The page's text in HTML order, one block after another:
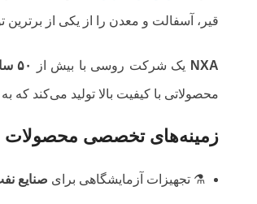
قیر، آسفالت و معدن را از یکی از برترین
NXA یک شرکت روسی با بیش از ۵۰ سال سابقه در تولید تجهیزات پیشرفته آزمایشگاهی
محصولاتی با کیفیت بالا تولید می‌کند که
زمینه‌های تخصصی محصولات NXA:
⚗️ تجهیزات آزمایشگاهی برای صنایع